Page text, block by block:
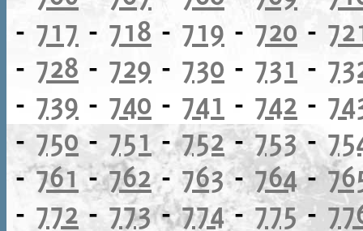
- 717 - 718 - 719 - 720 -
- 728 - 729 - 730 - 731 -
- 739 - 740 - 741 - 742 -
- 750 - 751 -752-753-
-761-762- 763-764-
- 772 - 773-774- 775-